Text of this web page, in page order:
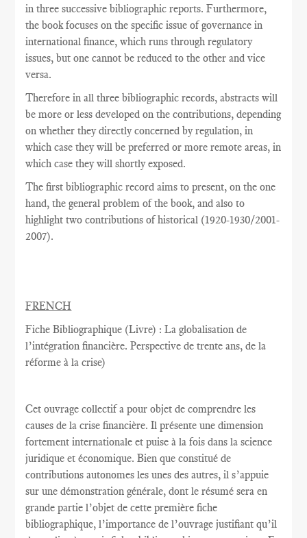
in three successive bibliographic reports. Furthermore,
the book focuses on the specific issue of governance in
international finance, which runs through regulatory
issues, but one cannot be reduced to the other and vice
versa.
Therefore in all three bibliographic records, abstracts will
be more or less developed on the contributions, depending
on whether they directly concerned by regulation, in
which case they will be preferred or more remote areas, in
which case they will shortly exposed.
Thefirst bibliographic record aims to present, on the one
hand, the general problem of the book, and also to
highlight two contributions of historical (1920-1930/2001-
2007).
FRENCH
Fiche Bibliographique (Livre) : La globalisation de
l’intégration financière. Perspective de trente ans, de la
réforme à la crise)
Cet ouvrage collectif a pour objet de comprendre les
causes de la crise financière. Il présente une dimension
fortement internationale et puise à la fois dans la science
juridique et économique. Bien que constitué de
contributions autonomes les unes des autres, il s’appuie
sur une démonstration générale, dont le résumé sera en
grande partie l’objet de cette première fiche
bibliographique, l’importance de l’ouvrage justifiant qu’il